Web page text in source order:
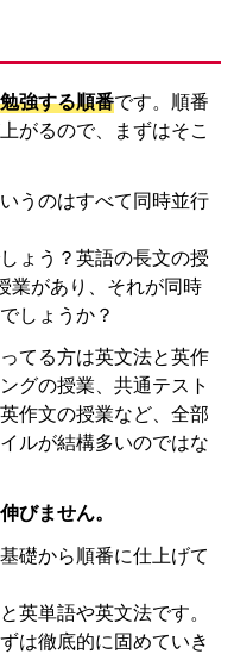
強する順番です。順番
がるので、まずはそこ
うのはすべて同時並行
ょう？英語の長文の授
業があり、それが同時
しょうか？
てる方は英文法と英作
グの授業、共通テスト
作文の授業など、全部
ルが結構多いのではな
びません。
礎から順番に仕上げて
英単語や英文法です。
は徹底的に固めていき